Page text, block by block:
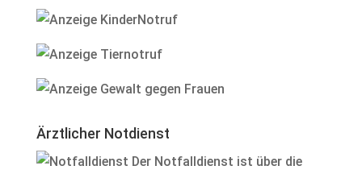
Ärztlicher Notdienst
Der Notfalldienst ist über die